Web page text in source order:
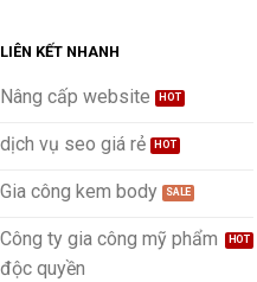
LIÊN KẾT NHANH
Nâng cấp website
dịch vụ seo giá rẻ
Gia công kem body
Công ty gia công mỹ phẩm
độc quyền